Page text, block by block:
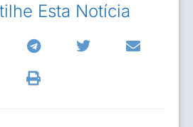
Esta Notícia